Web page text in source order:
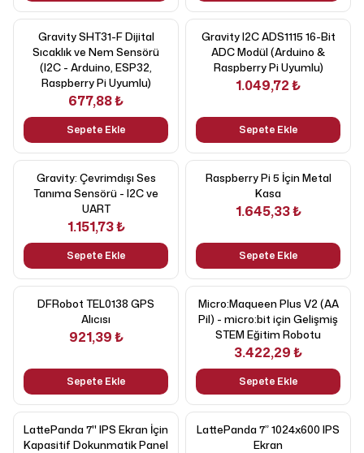
Gravity SHT31-F Dijital
Sıcaklık ve Nem Sensörü
(I2C - Arduino, ESP32,
Raspberry Pi Uyumlu)
677,88 ₺
Sepete Ekle
Gravity I2C ADS1115 16-Bit
ADC Modül (Arduino &
Raspberry Pi Uyumlu)
1.049,72 ₺
Sepete Ekle
Gravity: Çevrimdışı Ses
Tanıma Sensörü - I2C ve
UART
1.151,73 ₺
Sepete Ekle
Raspberry Pi 5 İçin Metal
Kasa
1.645,33 ₺
Sepete Ekle
DFRobot TEL0138 GPS
Alıcısı
921,39 ₺
Sepete Ekle
Micro:Maqueen Plus V2 (AA
Pil) - micro:bit için Gelişmiş
STEM Eğitim Robotu
3.422,29 ₺
Sepete Ekle
LattePanda 7'' IPS Ekran İçin
Kapasitif Dokunmatik Panel
LattePanda 7” 1024x600 IPS
Ekran